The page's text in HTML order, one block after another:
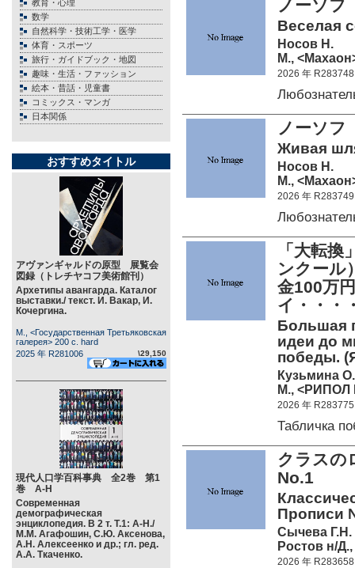
教育・心理
数学
自然科学・技術工学・医学
体育・スポーツ
旅行・ガイドブック・地図
趣味・生活・ファッション
絵本・昔話・児童書
コミックス・マンガ
日本関係
おすすめタイトル
アヴァンギャルドの原型 展覧会
図録（トレチヤコフ美術館刊）
Архетипы авангарда. Каталог
выставки./ текст. И. Вакар, И.
Кочергина.
М., <Государственная Третьяковская
галерея> 200 c. hard
2025 年 R281006
\29,150
現代人口学百科事典 全2巻 第1
巻 А-Н
Современная
демографическая
энциклопедия. В 2 т. Т.1: А-Н./
М.М. Агафошин, С.Ю. Аксенова,
А.Н. Алексеенко и др.; гл. ред.
А.А. Ткаченко.
ノーソ
Веселая
Носов Н.
М.,
2026 年 R283748
ノーソ
Живая
Носов Н.
М.,
2026 年 R283749
「大転
ンクー
金100万
イ・・・
Большая
идеи до
победы.
Кузьмина
М., <РИПОЛ
2026 年 R283775
Табличка
クラス
No.1
Прописи
Сычева Г.Н.
Ростов н/
2026 年 R283658